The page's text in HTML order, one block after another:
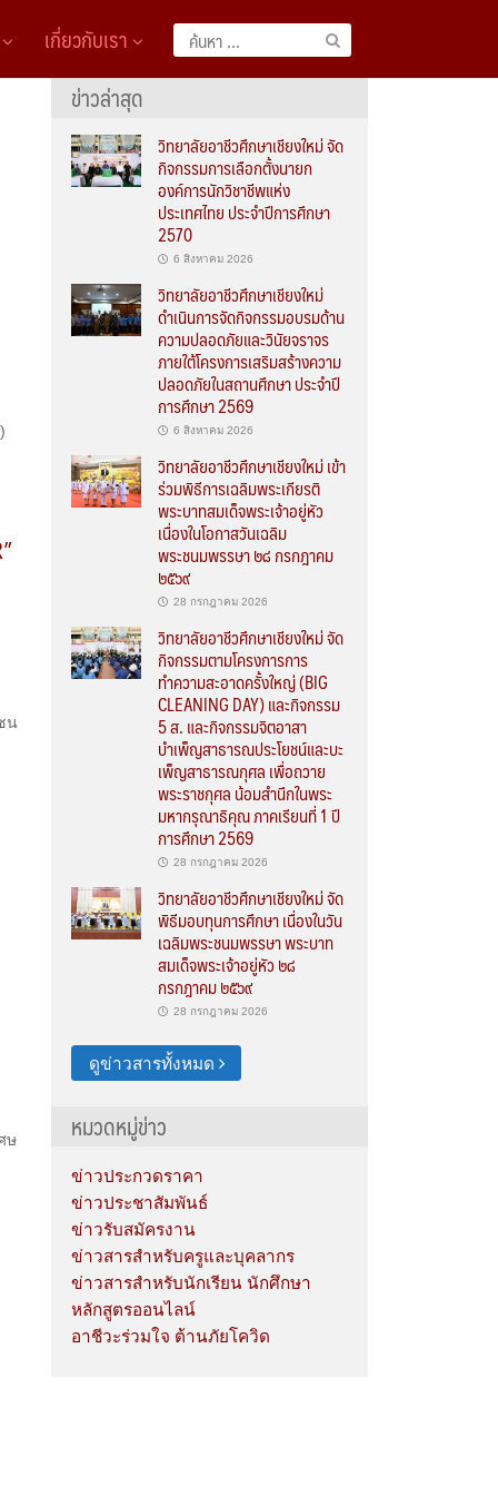
ค้นหา
สำหรับ:
เกี่ยวกับเรา
น
ษ
ข่าวล่าสุด
วิทยาลัยอาชีวศึกษาเชียงใหม่ จัด
กิจกรรมการเลือกตั้งนายก
องค์การนักวิชาชีพแห่ง
ประเทศไทย ประจำปีการศึกษา
2570
6 สิงหาคม 2026
วิทยาลัยอาชีวศึกษาเชียงใหม่
ดำเนินการจัดกิจกรรมอบรมด้าน
ความปลอดภัยและวินัยจราจร
ภายใต้โครงการเสริมสร้างความ
ปลอดภัยในสถานศึกษา ประจำปี
การศึกษา 2569
6 สิงหาคม 2026
วิทยาลัยอาชีวศึกษาเชียงใหม่ เข้า
ร่วมพิธีการเฉลิมพระเกียรติ
พระบาทสมเด็จพระเจ้าอยู่หัว
เนื่องในโอกาสวันเฉลิม
พระชนมพรรษา ๒๘ กรกฎาคม
๒๕๖๙
28 กรกฎาคม 2026
วิทยาลัยอาชีวศึกษาเชียงใหม่ จัด
กิจกรรมตามโครงการการ
ทำความสะอาดครั้งใหญ่ (BIG
CLEANING DAY) และกิจกรรม
5 ส. และกิจกรรมจิตอาสา
บำเพ็ญสาธารณประโยชน์และบะ
เพ็ญสาธารณกุศล เพื่อถวาย
พระราชกุศล น้อมสำนึกในพระ
มหากรุณาธิคุณ ภาคเรียนที่ 1 ปี
การศึกษา 2569
28 กรกฎาคม 2026
วิทยาลัยอาชีวศึกษาเชียงใหม่ จัด
พิธีมอบทุนการศึกษา เนื่องในวัน
เฉลิมพระชนมพรรษา พระบาท
สมเด็จพระเจ้าอยู่หัว ๒๘
กรกฎาคม ๒๕๖๙
28 กรกฎาคม 2026
ดูข่าวสารทั้งหมด
หมวดหมู่ข่าว
ข่าวประกวดราคา
ข่าวประชาสัมพันธ์
ข่าวรับสมัครงาน
ข่าวสารสำหรับครูและบุคลากร
ข่าวสารสำหรับนักเรียน นักศึกษา
หลักสูตรออนไลน์
อาชีวะร่วมใจ ต้านภัยโควิด